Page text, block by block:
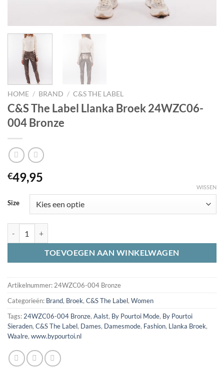
HOME / BRAND / C&S THE LABEL
C&S The Label Llanka Broek 24WZC06-
004 Bronze
€49,95
Size
WISSEN
TOEVOEGEN AAN WINKELWAGEN
Artikelnummer: 24WZC06-004 Bronze
Categorieën: Brand, Broek, C&S The Label, Women
Tags: 24WZC06-004 Bronze, Aalst, By Pourtoi Mode, By Pourtoi
Sieraden, C&S The Label, Dames, Damesmode, Fashion, Llanka Broek,
Waalre, www.bypourtoi.nl